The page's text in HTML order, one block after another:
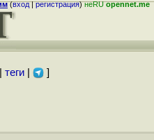
(вход|регистрация)неRUopennet.me
теги| ]